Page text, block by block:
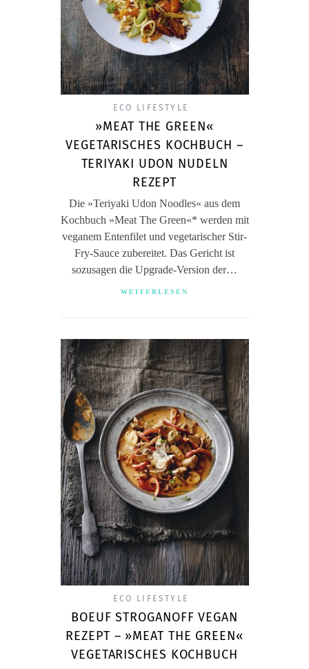
ECO LIFESTYLE
»MEAT THE GREEN«
VEGETARISCHES KOCHBUCH –
TERIYAKI UDON NUDELN
REZEPT
Die »Teriyaki Udon Noodles« aus dem
Kochbuch »Meat The Green«* werden mit
veganem Entenfilet und vegetarischer Stir-
Fry-Sauce zubereitet. Das Gericht ist
sozusagen die Upgrade-Version der…
WEITERLESEN
ECO LIFESTYLE
BOEUF STROGANOFF VEGAN
REZEPT – »MEAT THE GREEN«
VEGETARISCHES KOCHBUCH